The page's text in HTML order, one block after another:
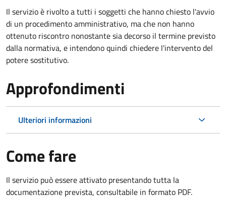
Il servizio è rivolto a tutti i soggetti che hanno chiesto l'avvio
di un procedimento amministrativo, ma che non hanno
ottenuto riscontro nonostante sia decorso il termine previsto
dalla normativa, e intendono quindi chiedere l'intervento del
potere sostitutivo.
Approfondimenti
Ulteriori informazioni
Come fare
Il servizio può essere attivato presentando tutta la
documentazione prevista, consultabile in formato PDF.